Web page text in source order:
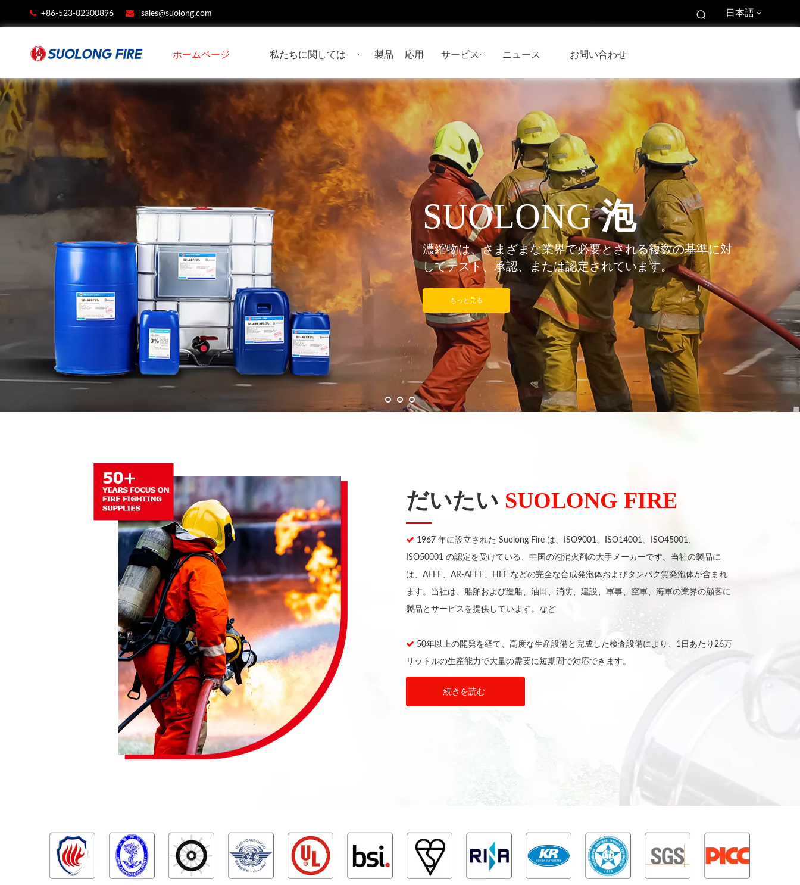
 +86-523-82300896  sales@suolong.com 日本語
ホームページ 私たちに関しては 製品 応用 サービス ニュース お問い合わせ
もっと見る
SUOLONG泡
濃縮物は、さまざまな業界で必要とされる複数の基準に対
してテスト、承認、または認定されています。
だいたい SUOLONG FIRE
 1967 年に設立された Suolong Fire は、ISO9001、ISO14001、ISO45001、
ISO50001 の認定を受けている、中国の泡消火剤の大手メーカーです。当社の製品に
は、AFFF、AR-AFFF、HEF などの完全な合成発泡体およびタンパク質発泡体が含まれ
ます。当社は、船舶および造船、油田、消防、建設、軍事、空軍、海軍の業界の顧客に
製品とサービスを提供しています。など
 50年以上の開発を経て、高度な生産設備と完成した検査設備により、1日あたり26万
リットルの生産能力で大量の需要に短期間で対応できます。
続きを読む